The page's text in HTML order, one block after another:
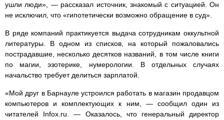
ушли люди», — рассказал источник, знакомый с ситуацией. Он
не исключил, что «гипотетически возможно обращение в суд».
В ряде компаний практикуется выдача сотрудникам оккультной
литературы. В одном из списков, на который пожаловались
пострадавшие, несколько десятков названий, в том числе книги
по магии, эзотерике, нумерологии. В отдельных случаях
начальство требует делиться зарплатой.
«Мой друг в Барнауле устроился работать в магазин продавцом
компьютеров и комплектующих к ним, — сообщил один из
читателей Infox.ru. — Оказалось, что генеральный директор